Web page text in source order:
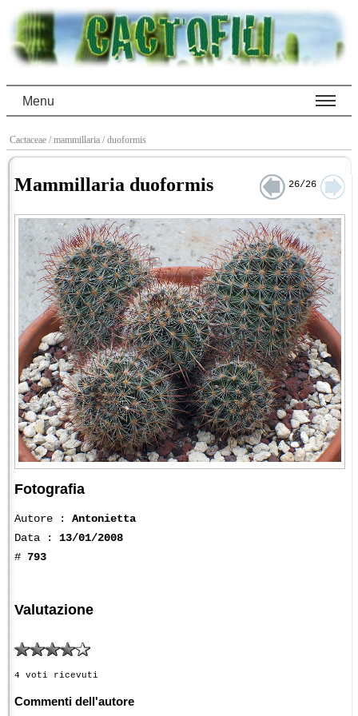
Menu
Cactaceae / mammillaria / duoformis
Mammillaria duoformis 26/26
Fotografia
Autore : Antonietta
Data : 13/01/2008
# 793
Valutazione
4 voti ricevuti
Commenti dell'autore